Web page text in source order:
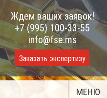
Ждем ваших заявок!
+7 (995) 100-33-55
info@fse.ms
Заказать экспертизу
МЕНЮ